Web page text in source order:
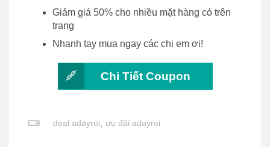
Giảm giá 50% cho nhiều mặt hàng có trên
trang
Nhanh tay mua ngay các chị em ơi!
Chi Tiết Coupon
deal adayroi, ưu đãi adayroi